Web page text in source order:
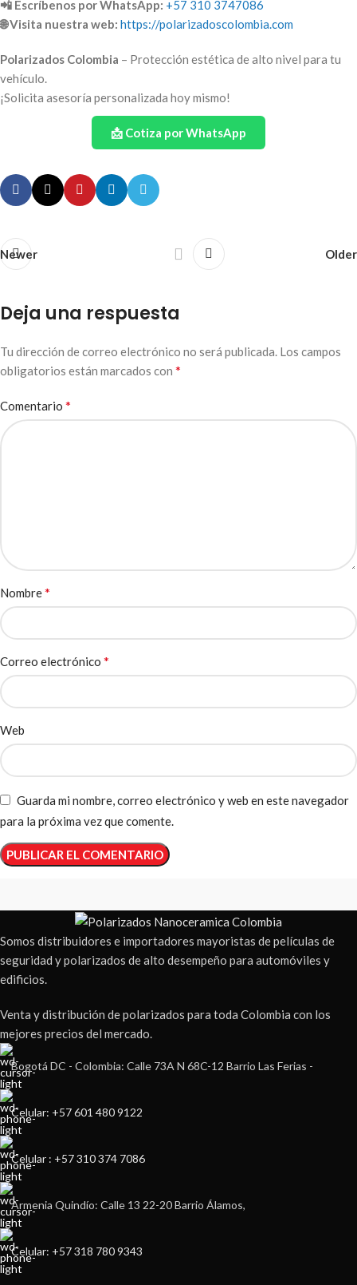
📲 Escríbenos por WhatsApp: +57 310 3747086
🌐 Visita nuestra web: https://polarizadoscolombia.com
Polarizados Colombia – Protección estética de alto nivel para tu
vehículo.
¡Solicita asesoría personalizada hoy mismo!
📩 Cotiza por WhatsApp
Newer Older
Deja una respuesta
Tu dirección de correo electrónico no será publicada. Los campos
obligatorios están marcados con *
Comentario *
Nombre*
Correo electrónico *
Web
Guarda mi nombre, correo electrónico y web en este navegador
para la próxima vez que comente.
Somos distribuidores e importadores mayoristas de películas de
seguridad y polarizados de alto desempeño para automóviles y
edificios.
Venta y distribución de polarizados para toda Colombia con los
mejores precios del mercado.
Bogotá DC - Colombia: Calle 73A N 68C-12 Barrio Las Ferias -
Celular: +57 601 480 9122
Celular : +57 310 374 7086
Armenia Quindío: Calle 13 22-20 Barrio Álamos,
Celular: +57 318 780 9343